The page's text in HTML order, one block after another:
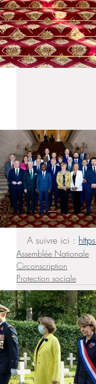
A suivre ici :
Assemblée Nationale
Circonscription
Protection sociale
Commentaires